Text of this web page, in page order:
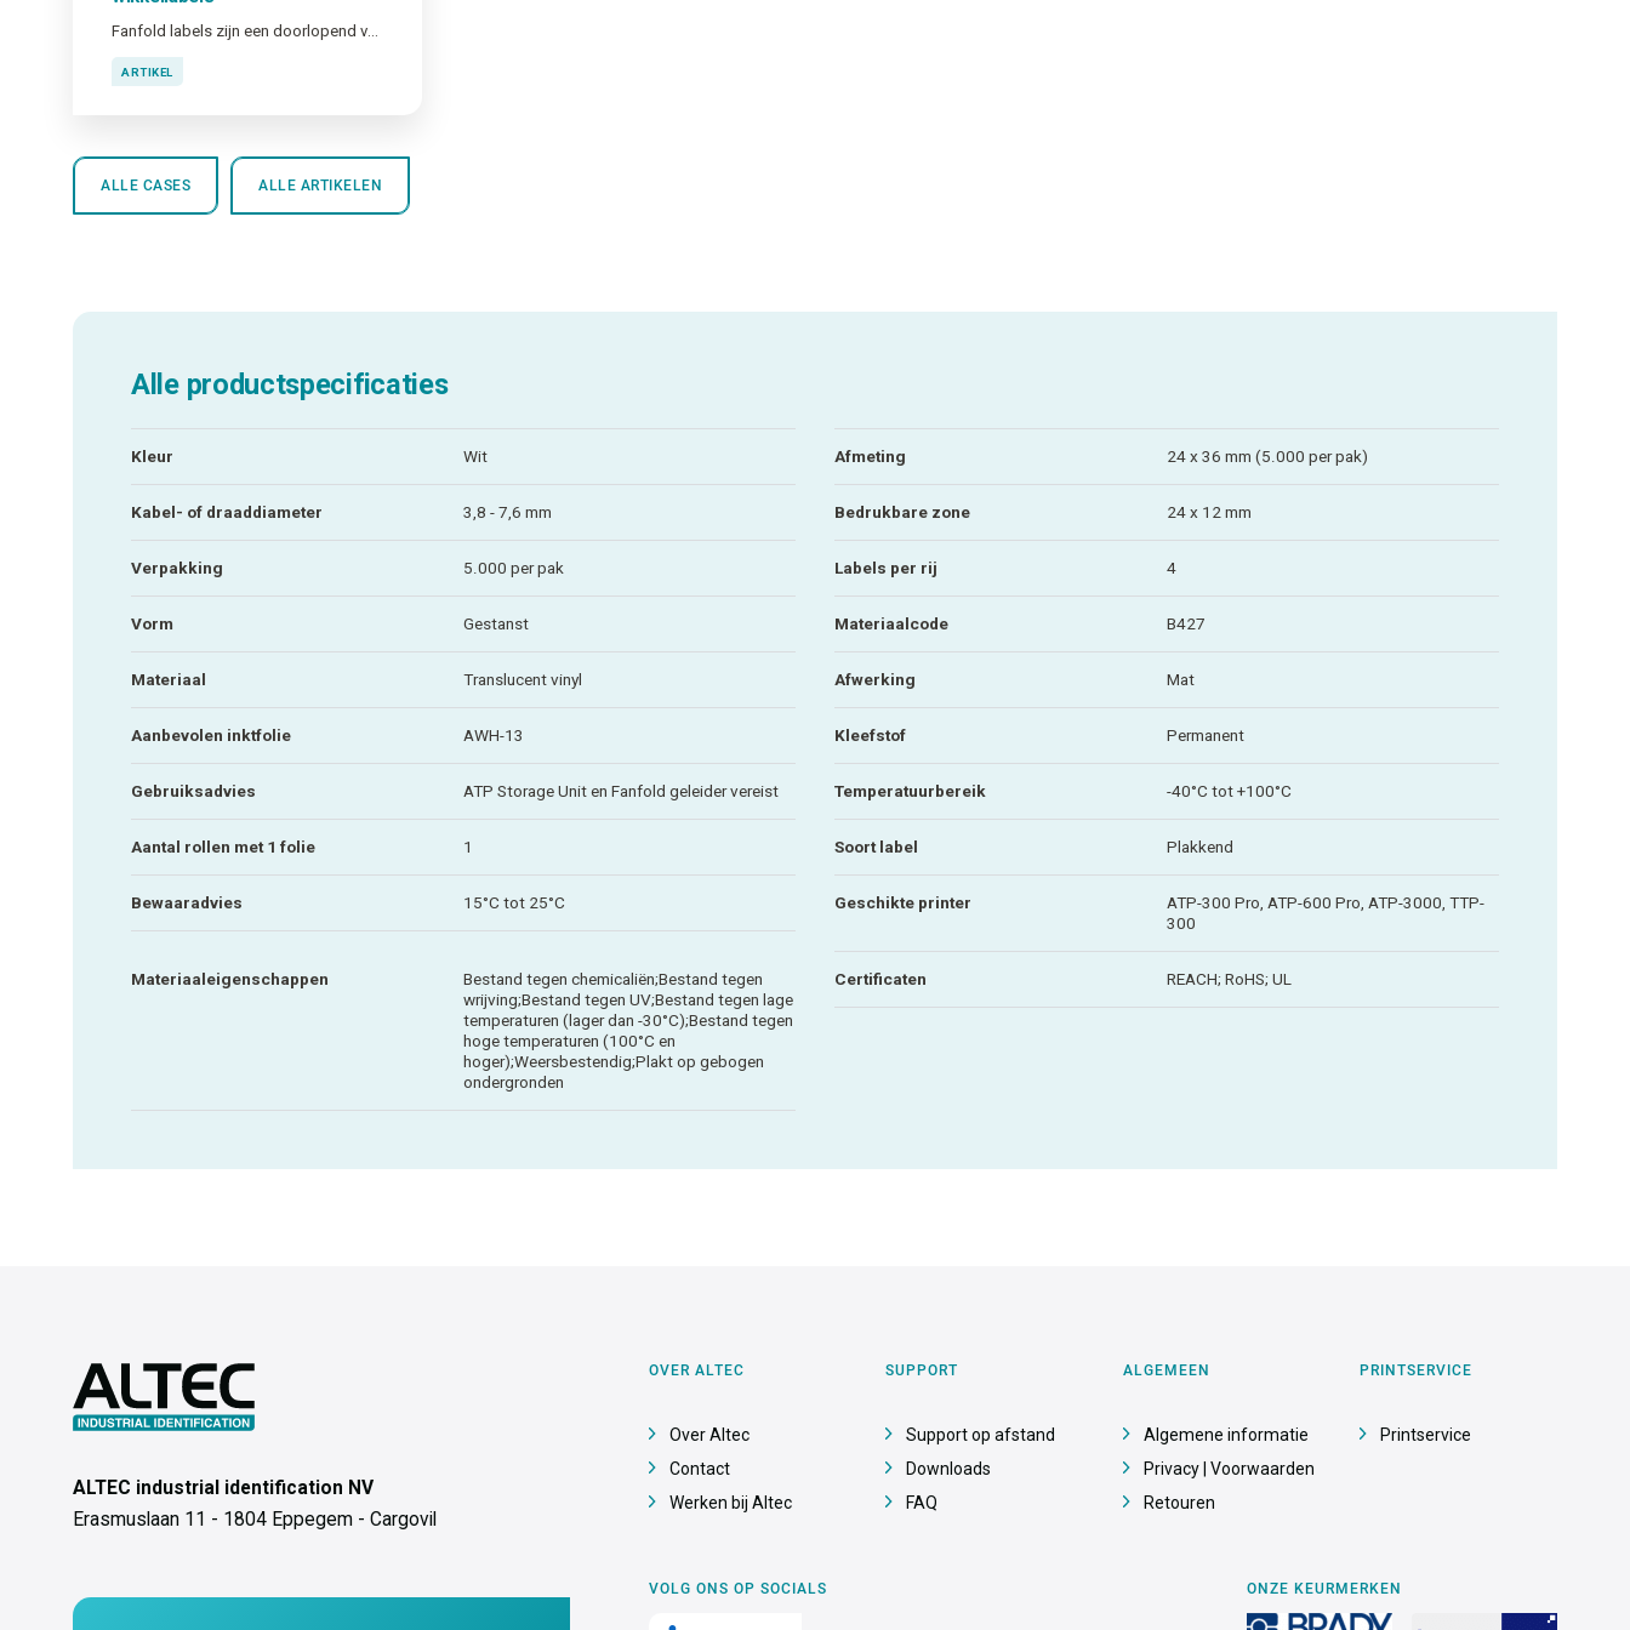
ARTIKEL
ALLE CASES ALLE ARTIKELEN
Alle productspecificaties
Kleur Wit Afmeting 24 x 36 mm (5.000 per pak)
Kabel- of draaddiameter 3,8 - 7,6 mm Bedrukbare zone 24 x 12 mm
Verpakking 5.000 per pak Labels per rij 4
Vorm Gestanst Materiaalcode B427
Materiaal Translucent vinyl Afwerking Mat
Aanbevolen inktfolie AWH-13 Kleefstof Permanent
Gebruiksadvies ATP Storage Unit en Fanfold geleider vereist Temperatuurbereik -40°C tot +100°C
Aantal rollen met 1 folie 1 Soort label Plakkend
Bewaaradvies 15°C tot 25°C Geschikte printer
ATP-300 Pro, ATP-600 Pro, ATP-3000, TTP-
300
Materiaaleigenschappen
Bestand tegen chemicaliën;Bestand tegen
wrijving;Bestand tegen UV;Bestand tegen lage
temperaturen (lager dan -30°C);Bestand tegen
hoge temperaturen (100°C en
hoger);Weersbestendig;Plakt op gebogen
ondergronden
Certificaten REACH; RoHS; UL
ALTEC industrial identification NV
Erasmuslaan 11 - 1804 Eppegem - Cargovil
OVER ALTEC
Over Altec
Contact
Werken bij Altec
SUPPORT
Support op afstand
Downloads
FAQ
ALGEMEEN
Algemene informatie
Privacy | Voorwaarden
Retouren
PRINTSERVICE
Printservice
VOLG ONS OP SOCIALS ONZE KEURMERKEN